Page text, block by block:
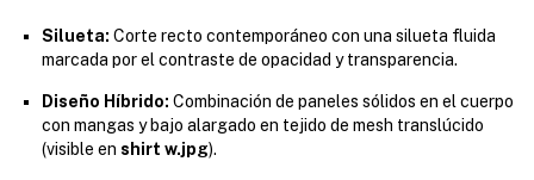
Silueta: Corte recto contemporáneo con una silueta fluida
marcada por el contraste de opacidad y transparencia.
Diseño Híbrido: Combinación de paneles sólidos en el cuerpo
con mangas y bajo alargado en tejido de mesh translúcido
(visible en shirt w.jpg).